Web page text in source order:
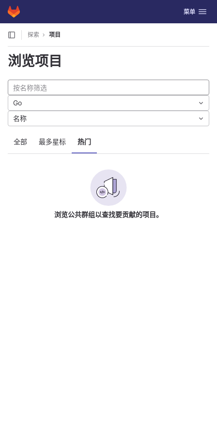
Skip to content
GitLab 切换导航
菜单
探索 项目
浏览项目
全部 最多星标 热门
Go
名称
浏览公共群组以查找要贡献的项目。